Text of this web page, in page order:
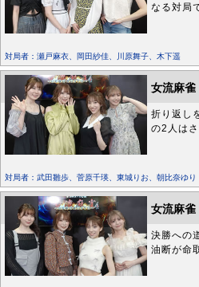
なる対局
対局者：瀬戸麻衣、岡田紗佳、川原舞子、木下遥
女流麻
折り返し
の2人は
対局者：武田雛歩、菅原千瑛、東城りお、朝比奈ゆり
女流麻
決勝への
油断が命